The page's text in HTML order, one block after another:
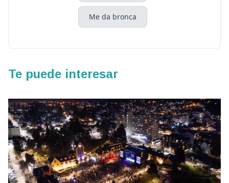
Me da bronca
Te puede interesar